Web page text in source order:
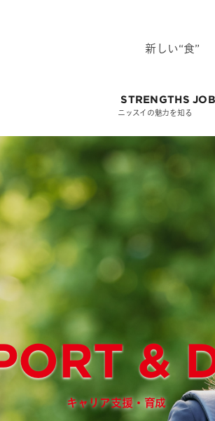
新しい“食”
STRENGTHS
ニッスイの魅力を知る
&
キャリア支援・育成